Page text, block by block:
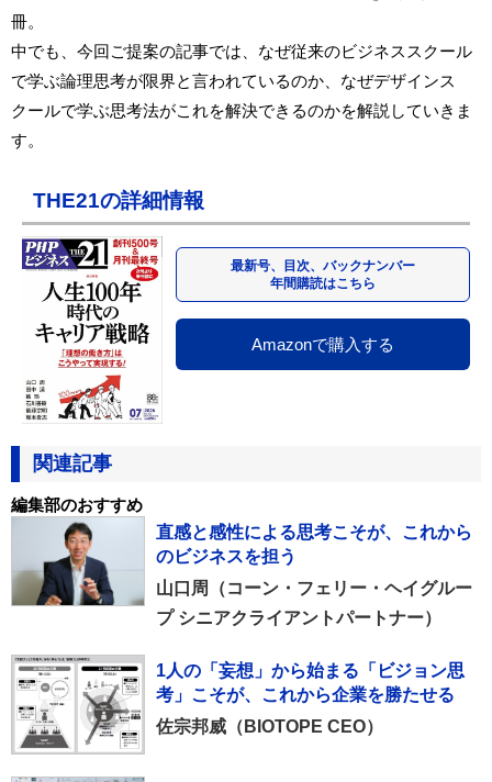
冊。
中でも、今回ご提案の記事では、なぜ従来のビジネススクール
で学ぶ論理思考が限界と言われているのか、なぜデザインス
クールで学ぶ思考法がこれを解決できるのかを解説していきま
す。
THE21の詳細情報
最新号、目次、バックナンバー
年間購読はこちら
Amazonで購入する
関連記事
編集部のおすすめ
直感と感性による思考こそが、これから
のビジネスを担う
山口周（コーン・フェリー・ヘイグルー
プ シニアクライアントパートナー）
1人の「妄想」から始まる「ビジョン思
考」こそが、これから企業を勝たせる
佐宗邦威（BIOTOPE CEO）